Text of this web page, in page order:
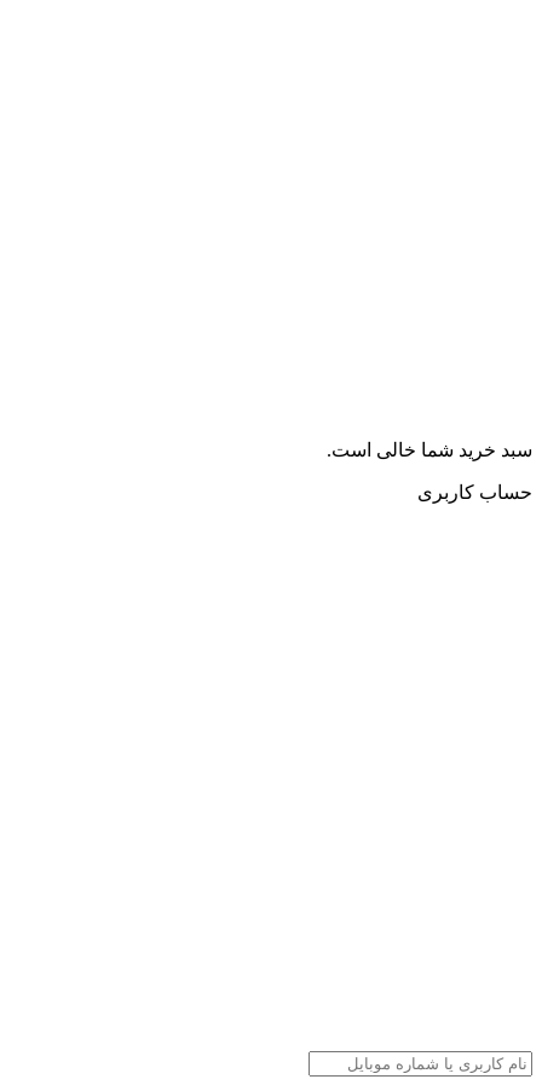
سبد خرید شما خالی است.
حساب کاربری